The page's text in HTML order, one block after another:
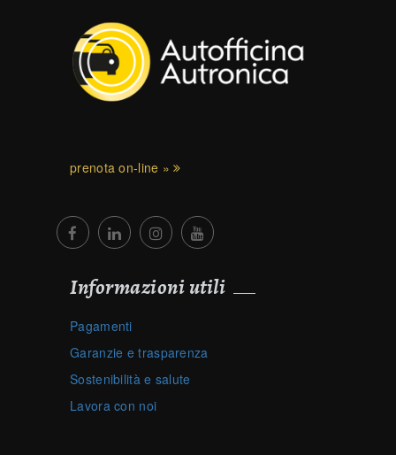
prenota on-line »
Informazioni utili
Pagamenti
Garanzie e trasparenza
Sostenibilità e salute
Lavora con noi